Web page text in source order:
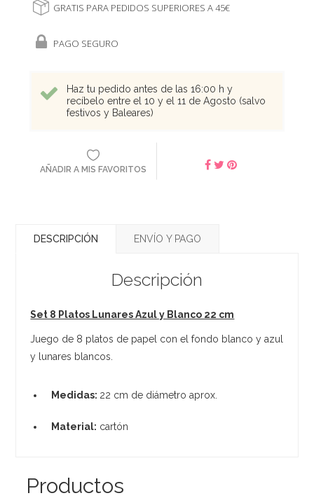
GRATIS PARA PEDIDOS SUPERIORES A 45€
PAGO SEGURO
Haz tu pedido antes de las 16:00 h y
recíbelo entre el 10 y el 11 de Agosto (salvo
festivos y Baleares)
AÑADIR A MIS FAVORITOS
DESCRIPCIÓN ENVÍO Y PAGO
Descripción
Set 8 Platos Lunares Azul y Blanco 22 cm
Juego de 8 platos de papel con el fondo blanco y azul
y lunares blancos.
Medidas: 22 cm de diámetro aprox.
Material: cartón
Productos